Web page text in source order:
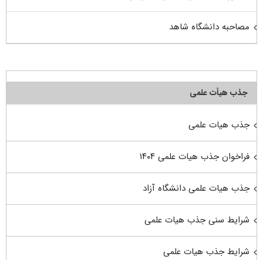
مصاحبه دانشگاه شاهد
جذب هیأت علمی
جذب هیات علمی
فراخوان جذب هیات علمی ۱۴۰۴
جذب هیات علمی دانشگاه آزاد
شرایط سنی جذب هیات علمی
شرایط جذب هیات علمی